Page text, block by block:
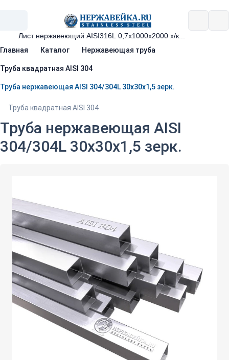
Главная Каталог Нержавеющая труба
Труба квадратная AISI 304
Труба нержавеющая AISI 304/304L 30х30х1,5 зерк.
Труба квадратная AISI 304
Труба нержавеющая AISI
304/304L 30х30х1,5 зерк.